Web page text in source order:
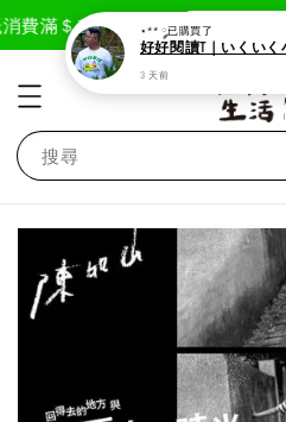
費滿＄1800免運費 現在去購物！
搜尋
⋆** ༘已購買了
3 天前